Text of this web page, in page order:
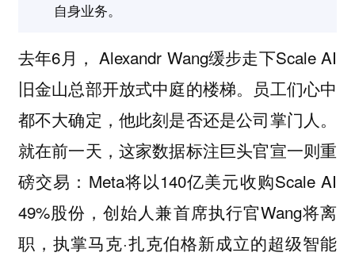
自身业务。
去年6月， Alexandr Wang缓步走下Scale AI
旧金山总部开放式中庭的楼梯。员工们心中
都不大确定，他此刻是否还是公司掌门人。
就在前一天，这家数据标注巨头官宣一则重
磅交易：Meta将以140亿美元收购Scale AI
49%股份，创始人兼首席执行官Wang将离
职，执掌马克·扎克伯格新成立的超级智能